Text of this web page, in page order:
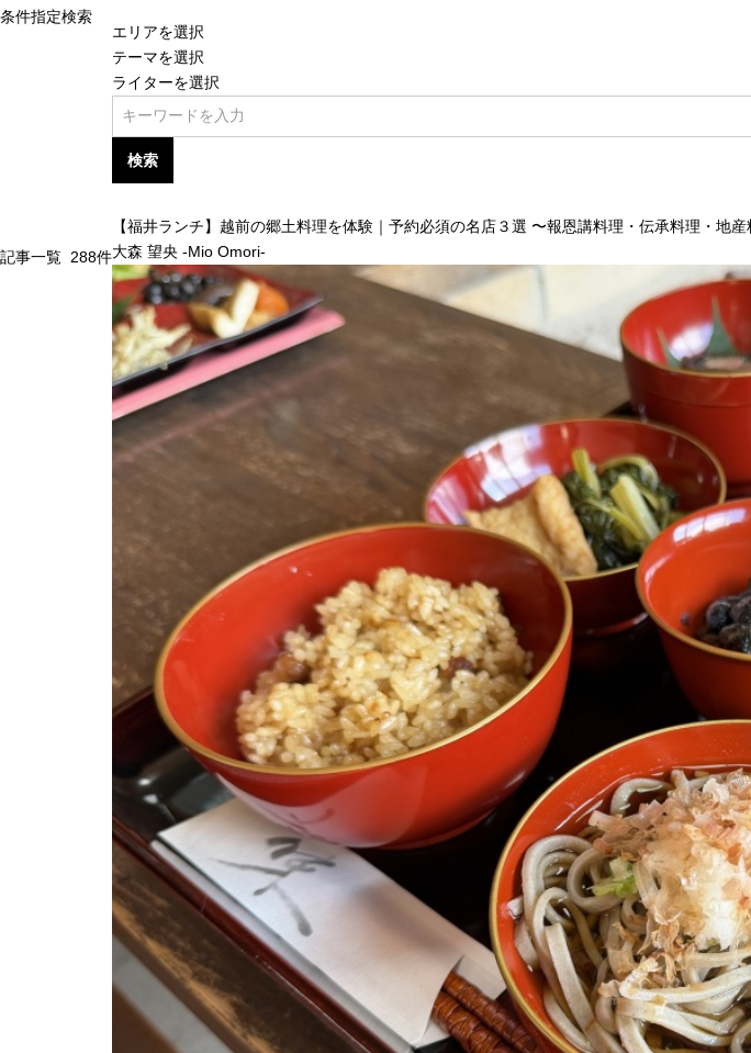
条件指定検索
エリアを選択
テーマを選択
ライターを選択
検索
記事一覧 288件
【福井ランチ】越前の郷土料理を体験｜予約必須の名店３選 〜報恩講料理・伝承料理・地産
大森 望央 -Mio Omori-